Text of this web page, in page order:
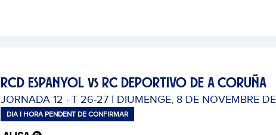
RCD ESPANYOLVS RC DEPORTIVO DE A CORUÑA
JORNADA 12 · T 26-27 | DIUMENGE, 8 DE NOVEMBRE
DIA I HORA PENDENT DE CONFIRMAR